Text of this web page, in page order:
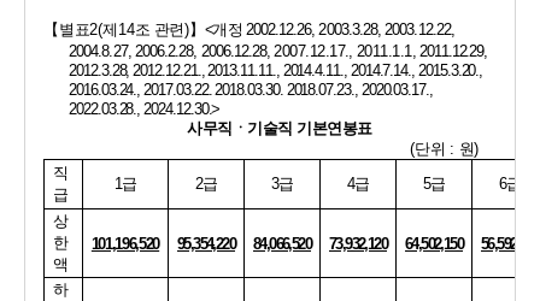
【 별표2(제 14조 관련)】 <개정 2002.12.26, 2003.3.28, 2003.12.22,
2004.8.27, 2006.2.28, 2006.12.28, 2007.12.17., 2011.1.1, 2011.12.29,
2012.3.28, 2012.12.21., 2013.11.11., 2014.4.11., 2014.7.14., 2015.3.20.,
2016.03.24., 2017.03.22. 2018.03.30. 2018.07.23., 2020.03.17.,
2022.03.28., 2024.12.30.>
사무직ㆍ기술직 기본연봉표
(단위 : 원)
직
급
1급 2급 3급 4급 5급 6급
상
한
액
101,196,520 95,354,220 84,066,520 73,932,120 64,502,150 56,592,250
하